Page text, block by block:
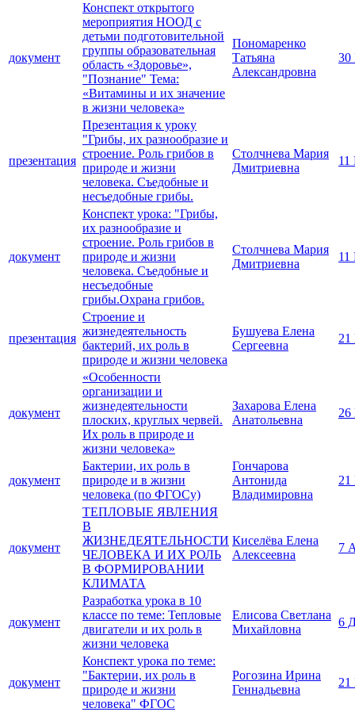
документ
Конспект открытого
мероприятия НООД с
детьми подготовительной
группы образовательная
область «Здоровье»,
"Познание" Тема:
«Витамины и их значение
в жизни человека»
Пономаренко
Татьяна
Александровна
30
презентация
Презентация к уроку
"Грибы, их разнообразие и
строение. Роль грибов в
природе и жизни
человека. Съедобные и
несъедобные грибы.
Столчнева Мария
Дмитриевна
11
документ
Конспект урока: "Грибы,
их разнообразие и
строение. Роль грибов в
природе и жизни
человека. Съедобные и
несъедобные
грибы.Охрана грибов.
Столчнева Мария
Дмитриевна
11
презентация
Строение и
жизнедеятельность
бактерий, их роль в
природе и жизни человека
Бушуева Елена
Сергеевна
21
документ
«Особенности
организации и
жизнедеятельности
плоских, круглых червей.
Их роль в природе и
жизни человека»
Захарова Елена
Анатольевна
26
документ
Бактерии, их роль в
природе и в жизни
человека (по ФГОСу)
Гончарова
Антонида
Владимировна
21
документ
ТЕПЛОВЫЕ ЯВЛЕНИЯ
В
ЖИЗНЕДЕЯТЕЛЬНОСТИ
ЧЕЛОВЕКА И ИХ РОЛЬ
В ФОРМИРОВАНИИ
КЛИМАТА
Киселёва Елена
Алексеевна
7
документ
Разработка урока в 10
классе по теме: Тепловые
двигатели и их роль в
жизни человека
Елисова Светлана
Михайловна
6
документ
Конспект урока по теме:
"Бактерии, их роль в
природе и жизни
человека" ФГОС
Рогозина Ирина
Геннадьевна
21